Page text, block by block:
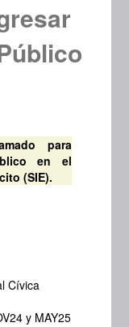
para
en el
(SIE).
Cívica
y MAY25